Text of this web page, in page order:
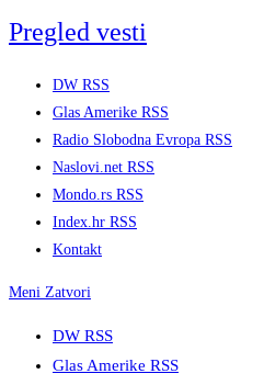
Skip
to
Pregled vesti
DW RSS
Glas Amerike RSS
Radio Slobodna Evropa RSS
Naslovi.net RSS
Mondo.rs RSS
Index.hr RSS
Kontakt
Meni Zatvori
DW RSS
Glas Amerike RSS